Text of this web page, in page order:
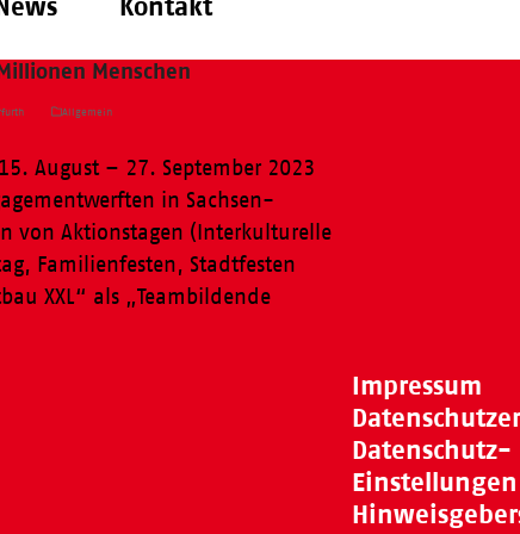
News Kontakt
Menschen
Allgemein
August – 27. September 2023
in Sachsen-
von Aktionstagen (Interkulturelle
Familienfesten, Stadtfesten
XXL“ als „Teambildende
Impressum
Datenschutz-
Einstellungen